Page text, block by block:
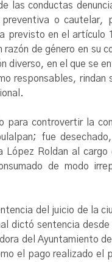
las conductas
o
previsto en el
de género en su
diverso, en el que se
responsables,
para controvertir la
fue
López Roldan al
de modo
del juicio de la
dictó sentencia
del Ayuntamiento
el pago realizado